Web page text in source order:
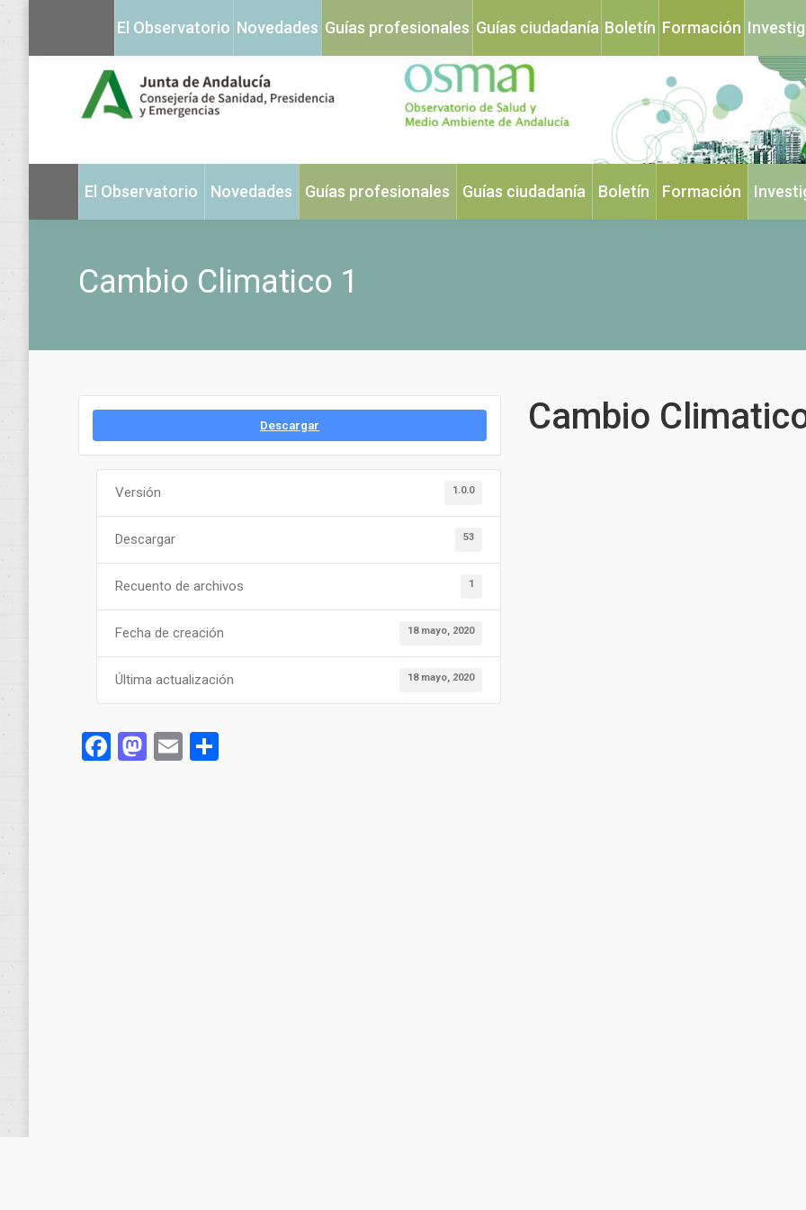
El Observatorio Novedades Guías profesionales Guías ciudadanía Boletín Formación
Cambio Climatico 1
Descargar
Versión 1.0.0
Descargar 53
Recuento de archivos 1
Fecha de creación 18 mayo, 2020
Última actualización 18 mayo, 2020
Cambio
Facebook
Mastodon
Email
El Observatorio Novedades Guías profesionales Guías ciudadanía Boletín Formación